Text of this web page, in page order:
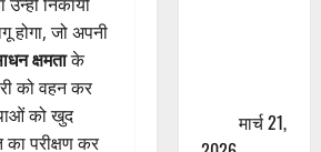
होगा, जो अपनी
क्षमताके
को वहन कर
को खुद
का परीक्षण कर
मार्च 21,